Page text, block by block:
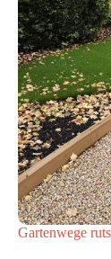
Gartenwege